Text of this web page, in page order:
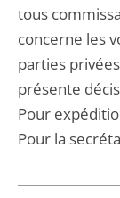
tous
concerne les
parties
présente
Pour
Pour la